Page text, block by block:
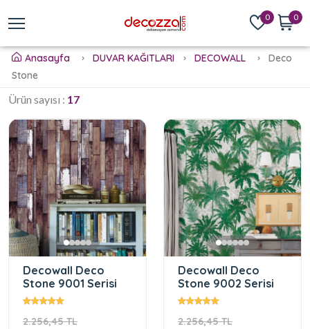
0 0
Anasayfa DUVAR KAĞITLARI DECOWALL
Deco
Stone
Ürün sayısı : 17
Decowall Deco
Stone 9001 Serisi
2.256,45 TL
Decowall Deco
Stone 9002 Serisi
2.256,45 TL